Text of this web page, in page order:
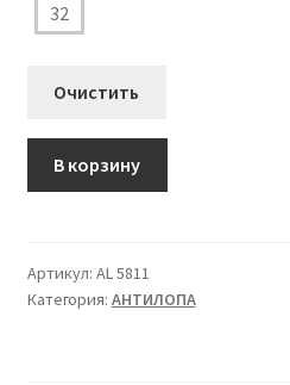
32
Очистить
Ботинки
Антилопа
В корзину
Артикул: AL 5811
Категория: АHТИЛОПА